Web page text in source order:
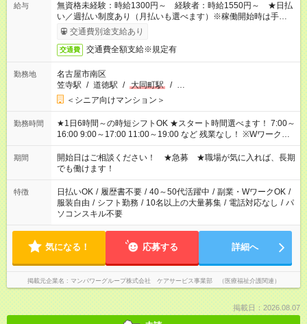
給与
無資格未経験：時給1300円～ 経験者：時給1550円～ ★日払
い／週払い制度あり（月払いも選べます）※稼働開始時は手続き
完了次第のお支払いとなります。
交通費別途支給あり
交通費 交通費全額支給※規定有
勤務地
名古屋市南区
笠寺駅 / 道徳駅 / 大同町駅 / …
＜シニア向けマンション＞
勤務時間
★1日6時間～の時短シフトOK ★スタート時間選べます！ 7:00～
16:00 9:00～17:00 11:00～19:00 など 残業なし！ ※Wワークの
場合、他のお仕事と合わせ週40時間超の就業はご案内できませ
ん ※法令に基づき、週20時間以上勤務は社会保険への加入対象
となります ※労働者派遣法（日雇い派遣の原則禁止）により、
短時間・短期間の就業はご案内が難しい場合があります
期間
開始日はご相談ください！ ★急募 ★職場が気に入れば、長期
でも働けます！
特徴 日払いOK / 履歴書不要 / 40～50代活躍中 / 副業・WワークOK /
服装自由 / シフト勤務 / 10名以上の大量募集 / 電話対応なし / パ
ソコンスキル不要
気になる！ 応募する 詳細へ
掲載元企業名 マンパワーグループ株式会社 ケアサービス事業部 （医療福祉介護関連）
掲載日：2026.08.07